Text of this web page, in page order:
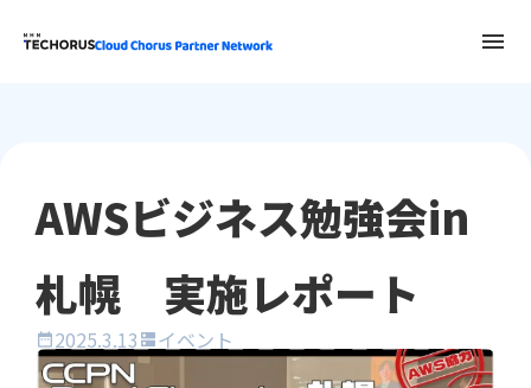
menu
AWSビジネス勉強会in
札幌 実施レポート
date_range2025.3.13 dnsイベント